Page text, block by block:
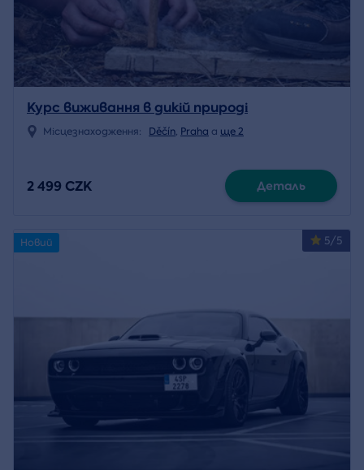
Курс виживання в дикій природі
Місцезнаходження: Děčín, Praha a ще 2
2 499 CZK Деталь
5/5
Новий